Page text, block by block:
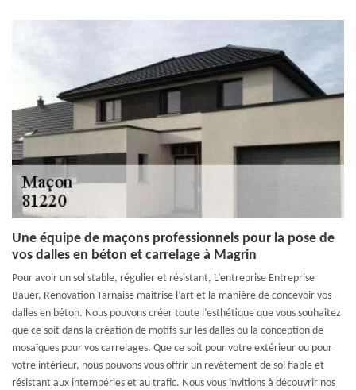
Une équipe de maçons professionnels pour la pose de
vos dalles en béton et carrelage à Magrin
Pour avoir un sol stable, régulier et résistant, L’entreprise Entreprise
Bauer, Renovation Tarnaise maitrise l’art et la manière de concevoir vos
dalles en béton. Nous pouvons créer toute l’esthétique que vous souhaitez
que ce soit dans la création de motifs sur les dalles ou la conception de
mosaïques pour vos carrelages. Que ce soit pour votre extérieur ou pour
votre intérieur, nous pouvons vous offrir un revêtement de sol fiable et
résistant aux intempéries et au trafic. Nous vous invitions à découvrir nos